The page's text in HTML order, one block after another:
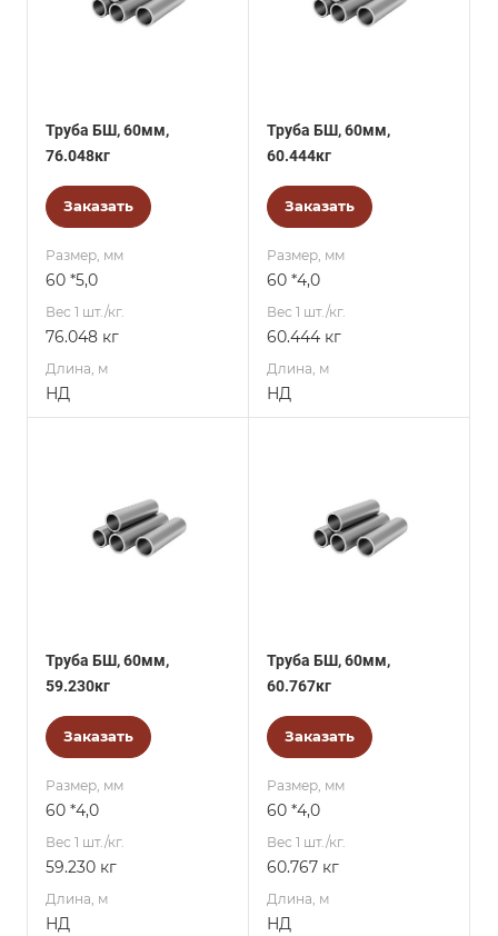
Труба БШ, 60мм,
76.048кг
Заказать
Размер, мм
60 *5,0
Вес 1 шт./кг.
76.048 кг
Длина, м
НД
Труба БШ, 60мм,
60.444кг
Заказать
Размер, мм
60 *4,0
Вес 1 шт./кг.
60.444 кг
Длина, м
НД
Труба БШ, 60мм,
59.230кг
Заказать
Размер, мм
60 *4,0
Вес 1 шт./кг.
59.230 кг
Длина, м
НД
Труба БШ, 60мм,
60.767кг
Заказать
Размер, мм
60 *4,0
Вес 1 шт./кг.
60.767 кг
Длина, м
НД